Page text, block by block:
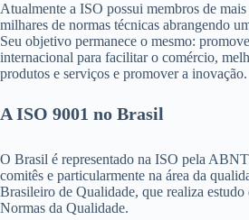
Atualmente a ISO possui membros de
milhares de normas técnicas abrangendo
Seu objetivo permanece o mesmo:
internacional para facilitar o comércio,
produtos e serviços e promover a inovação.
A ISO 9001 no Brasil
O Brasil é representado na ISO pela
comitês e particularmente na área da
Brasileiro de Qualidade, que realiza estudo
Normas da Qualidade.